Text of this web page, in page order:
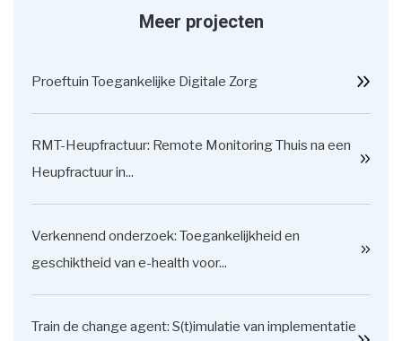
Meer projecten
Proeftuin Toegankelijke Digitale Zorg
RMT-Heupfractuur: Remote Monitoring Thuis na een
Heupfractuur in...
Verkennend onderzoek: Toegankelijkheid en
geschiktheid van e-health voor...
Train de change agent: S(t)imulatie van implementatie